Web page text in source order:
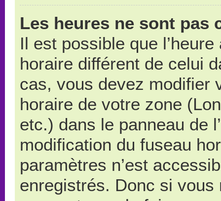
Les heures ne sont pas
Il est possible que
horaire différent de celui
cas, vous devez modifier
horaire de votre zone
etc.) dans le panneau de
modification du fuseau
paramètres n’est
enregistrés. Donc si vous